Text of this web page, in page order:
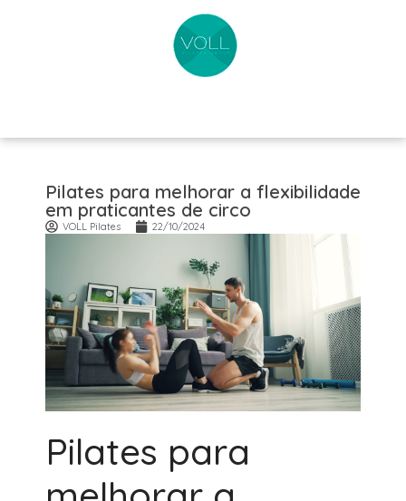
Pilates para melhorar a flexibilidade
em praticantes de circo
VOLL Pilates 22/10/2024
Pilates para